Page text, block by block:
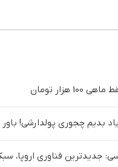
بدیم چجوری پولدارشی!
جدیدترین فناوری اروپا،